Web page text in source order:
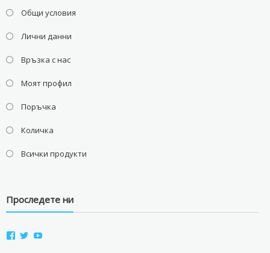
Общи условия
Лични данни
Връзка с нас
Моят профил
Поръчка
Количка
Всички продукти
Проследете ни
ViewViewView